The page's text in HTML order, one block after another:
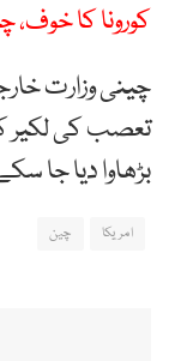
کورونا کا خوف، چین میں 5 لاکھ افراد
چینی وزارت
تعصب کی لکیر
بڑھاوا دیا جا
امریکا چین